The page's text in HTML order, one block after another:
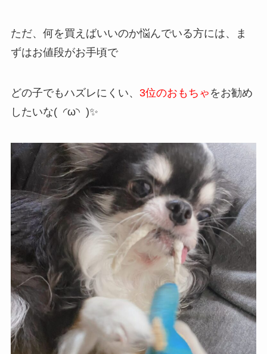
ただ、何を買えばいいのか悩んでいる方には、ま
ずはお値段がお手頃で
どの子でもハズレにくい、 3位のおもちゃ をお勧め
したいな( ◜ω◝ )✨